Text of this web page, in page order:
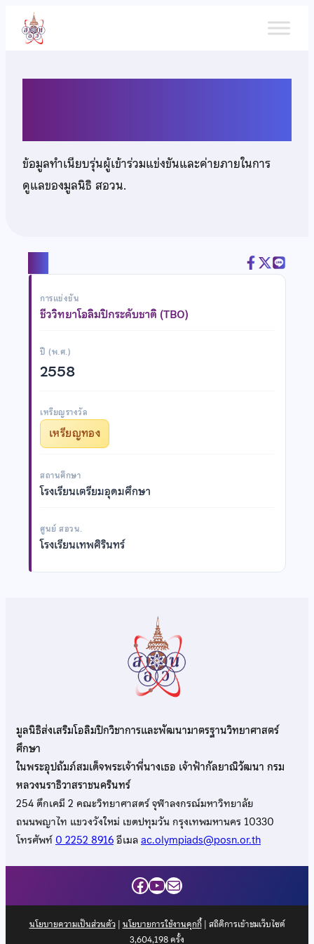
เนื้อหา
ข้อมูลทำเนียบรุ่นผู้เข้าร่วมแข่งขันและค่ายภายในการ
ดูแลของมูลนิธิ สอวน.
การแข่งขัน
ชีววิทยาโอลิมปิกระดับชาติ (TBO)
ปี (พ.ศ.)
2558
เหรียญรางวัล
เหรียญทอง
สถานศึกษา
โรงเรียนเตรียมอุดมศึกษา
ศูนย์ สอวน.
โรงเรียนเทพศิรินทร์
มูลนิธิส่งเสริมโอลิมปิกวิชาการและพัฒนามาตรฐานวิทยาศาสตร์
ศึกษา
ในพระอุปถัมภ์สมเด็จพระเจ้าพี่นางเธอ เจ้าฟ้ากัลยาณิวัฒนา กรม
หลวงนราธิวาสราชนครินทร์
254 ตึกเคมี 2 คณะวิทยาศาสตร์ จุฬาลงกรณ์มหาวิทยาลัย
ถนนพญาไท แขวงวังใหม่ เขตปทุมวัน กรุงเทพมหานคร 10330
โทรศัพท์0 2252 8916อีเมลac.olympiads@posn.or.th
Facebook
YouTube
Mail
นโยบายความเป็นส่วนตัว| นโยบายการใช้งานคุกกี้| สถิติการเข้าชมเว็บไซต์
3,604,198ครั้ง